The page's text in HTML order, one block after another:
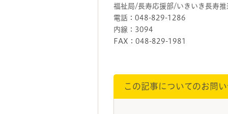
福祉局/長寿応援部/いきいき長寿
電話：048-829-1286
内線：3094
FAX：048-829-1981
この記事についてのお問